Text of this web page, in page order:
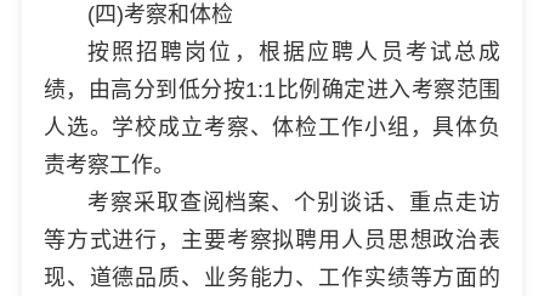
(四)考察和体检
按照招聘岗位，根据应聘人员考试总成
绩，由高分到低分按1:1比例确定进入考察范围
人选。学校成立考察、体检工作小组，具体负
责考察工作。
考察采取查阅档案、个别谈话、重点走访
等方式进行，主要考察拟聘用人员思想政治表
现、道德品质、业务能力、工作实绩等方面的